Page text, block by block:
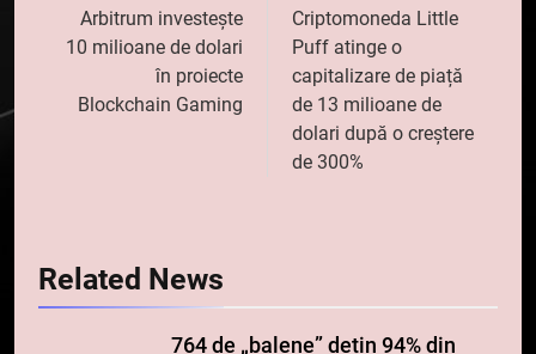
în
articole
Arbitrum investește
10 milioane de dolari
în proiecte
Blockchain Gaming
Criptomoneda Little
Puff atinge o
capitalizare de piață
de 13 milioane de
dolari după o creștere
de 300%
Related News
764 de „balene” dețin 94% din